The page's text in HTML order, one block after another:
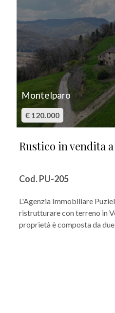
Montelparo
€ 120.000
Rustico in vendita
Cod. PU-205
L'Agenzia Immobiliare
ristrutturare con terreno in
proprietà è composta da